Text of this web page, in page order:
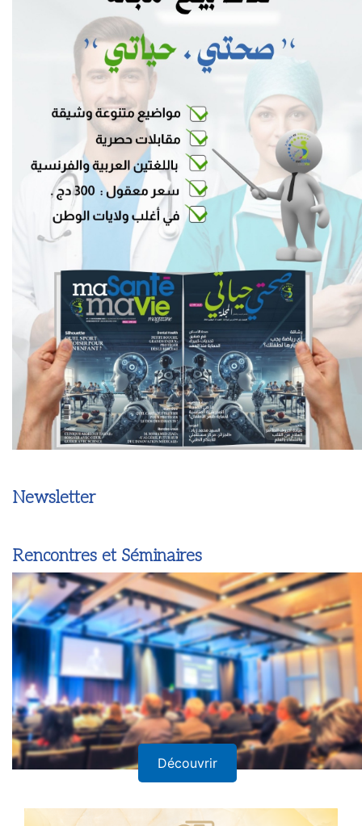
Newsletter
Rencontres et Séminaires
Découvrir